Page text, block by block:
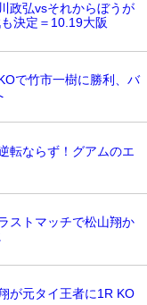
政弘vsそれからぼうが
決定＝10.19大阪
で竹市一樹に勝利、バ
転ならず！グアムのエ
ストマッチで松山翔か
が元タイ王者に1R KO